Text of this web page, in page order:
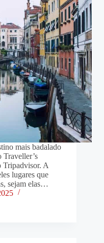
mais badalado
Traveller’s
Tripadvisor. A
lugares que
sejam elas…